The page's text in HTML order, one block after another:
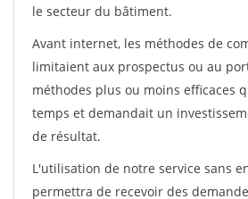
le secteur du bâtiment.
Avant internet, les méthodes de
limitaient aux prospectus ou au
méthodes plus ou moins efficaces
temps et demandait un
de résultat.
L'utilisation de notre service sans
permettra de recevoir des